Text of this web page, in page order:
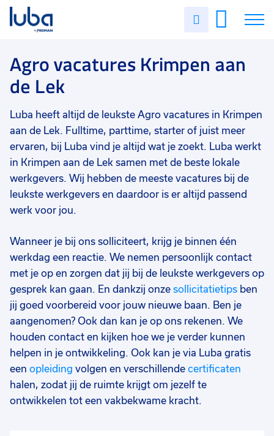
Uren
Vacatures
Over ons
Voor werkgevers
Contact
Agro vacatures Krimpen aan
de Lek
Luba heeft altijd de leukste Agro vacatures in Krimpen
aan de Lek. Fulltime, parttime, starter of juist meer
ervaren, bij Luba vind je altijd wat je zoekt. Luba werkt
in Krimpen aan de Lek samen met de beste lokale
werkgevers. Wij hebben de meeste vacatures bij de
leukste werkgevers en daardoor is er altijd passend
werk voor jou.
Wanneer je bij ons solliciteert, krijg je binnen één
werkdag een reactie. We nemen persoonlijk contact
met je op en zorgen dat jij bij de leukste werkgevers op
gesprek kan gaan. En dankzij onze sollicitatietips ben
jij goed voorbereid voor jouw nieuwe baan. Ben je
aangenomen? Ook dan kan je op ons rekenen. We
houden contact en kijken hoe we je verder kunnen
helpen in je ontwikkeling. Ook kan je via Luba gratis
een opleiding volgen en verschillende certificaten
halen, zodat jij de ruimte krijgt om jezelf te
ontwikkelen tot een vakbekwame kracht.
Filter vacatures
Vakgebied 0
Opleidingsniveau
Uren per week 0